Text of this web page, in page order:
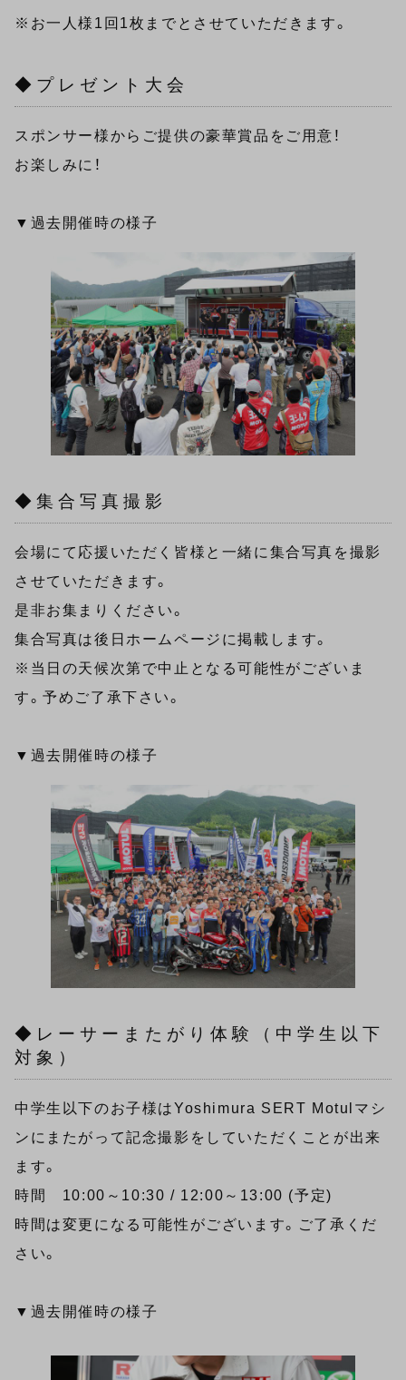
※お一人様1回1枚までとさせていただきます。
◆プレゼント大会
スポンサー様からご提供の豪華賞品をご用意！
お楽しみに！
▼過去開催時の様子
◆集合写真撮影
会場にて応援いただく皆様と一緒に集合写真を撮影
させていただきます。
是非お集まりください。
集合写真は後日ホームページに掲載します。
※当日の天候次第で中止となる可能性がございま
す。予めご了承下さい。
▼過去開催時の様子
◆レーサーまたがり体験（中学生以下
対象）
中学生以下のお子様はYoshimura SERT Motulマシ
ンにまたがって記念撮影をしていただくことが出来
ます。
時間 10:00～10:30 / 12:00～13:00 (予定)
時間は変更になる可能性がございます。ご了承くだ
さい。
▼過去開催時の様子